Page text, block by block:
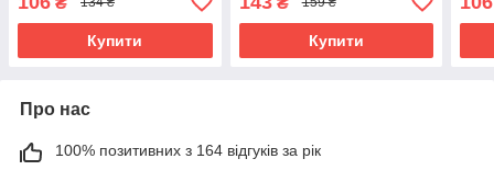
Купити Купити
Про нас
100% позитивних з 164 відгуків за рік